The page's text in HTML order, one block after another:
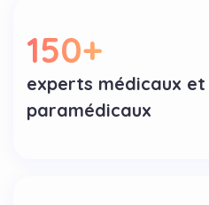
150+
experts médicaux et
paramédicaux